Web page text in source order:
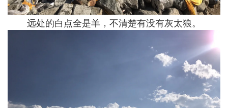
远处的白点全是羊，不清楚有没有灰太狼。